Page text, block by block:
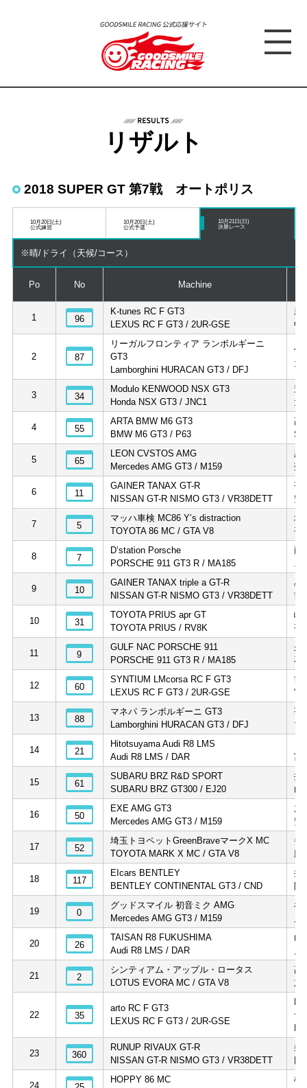
リザルト
2018 SUPER GT 第7戦 オートポリス
10月20日(土)
公式練習
10月20日(土)
公式予選
10月21日(日)
決勝レース
※晴/ドライ（天候/コース）
Po No Machine
1 96
K-tunes RC F GT3
LEXUS RC F GT3 / 2UR-GSE
新
中
2 87
リーガルフロンティア ランボルギーニ
GT3
Lamborghini HURACAN GT3 / DFJ
佐
元
3 34
Modulo KENWOOD NSX GT3
Honda NSX GT3 / JNC1
道
大
4 55
ARTA BMW M6 GT3
BMW M6 GT3 / P63
高
S.
5 65
LEON CVSTOS AMG
Mercedes AMG GT3 / M159
黒
蒲
6 11
GAINER TANAX GT-R
NISSAN GT-R NISMO GT3 / VR38DETT
平
安
7 5
マッハ車検 MC86 Y’s distraction
TOYOTA 86 MC / GTA V8
坂
平
8 7
D’station Porsche
PORSCHE 911 GT3 R / MA185
藤
9 10
GAINER TANAX triple a GT-R
NISSAN GT-R NISMO GT3 / VR38DETT
星
吉
10 31
TOYOTA PRIUS apr GT
TOYOTA PRIUS / RV8K
嵯
平
11 9
GULF NAC PORSCHE 911
PORSCHE 911 GT3 R / MA185
久
石
12 60
SYNTIUM LMcorsa RC F GT3
LEXUS RC F GT3 / 2UR-GSE
吉
宮
13 88
マネパ ランボルギーニ GT3
Lamborghini HURACAN GT3 / DFJ
平
マ
14 21
Hitotsuyama Audi R8 LMS
Audi R8 LMS / DAR
富
15 61
SUBARU BRZ R&D SPORT
SUBARU BRZ GT300 / EJ20
井
山
16 50
EXE AMG GT3
Mercedes AMG GT3 / M159
加
安
17 52
埼玉トヨペットGreenBraveマークX MC
TOYOTA MARK X MC / GTA V8
番
脇
18 117
EIcars BENTLEY
BENTLEY CONTINENTAL GT3 / CND
井
阪
19 0
グッドスマイル 初音ミク AMG
Mercedes AMG GT3 / M159
谷
20 26
TAISAN R8 FUKUSHIMA
Audi R8 LMS / DAR
山
21 2
シンティアム・アップル・ロータス
LOTUS EVORA MC / GTA V8
高
加
22 35
arto RC F GT3
LEXUS RC F GT3 / 2UR-GSE
N.
ナ
N.
23 360
RUNUP RIVAUX GT-R
NISSAN GT-R NISMO GT3 / VR38DETT
柴
田
24
HOPPY 86 MC
松